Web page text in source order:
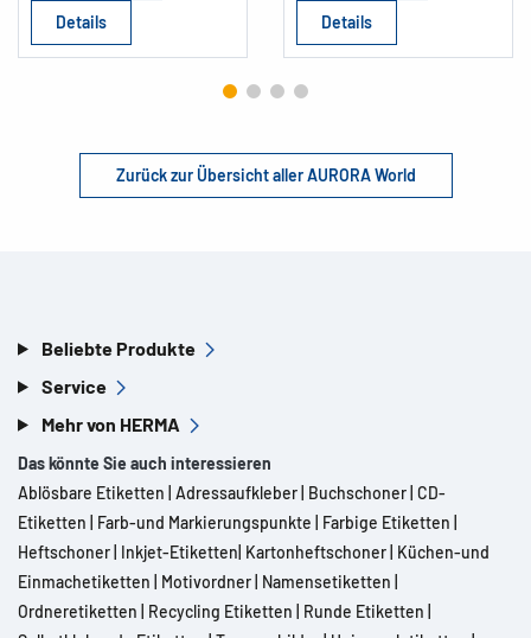
Details Details
Zurück zur Übersicht aller AURORA World
Beliebte Produkte
Service
Mehr von HERMA
Das könnte Sie auch interessieren
Ablösbare Etiketten Adressaufkleber Buchschoner CD-
Etiketten
Farb-und Markierungspunkte Farbige Etiketten
Heftschoner Inkjet-Etiketten Kartonheftschoner Küchen-und
Einmachetiketten
Motivordner Namensetiketten
Ordneretiketten
Recycling Etiketten Runde Etiketten